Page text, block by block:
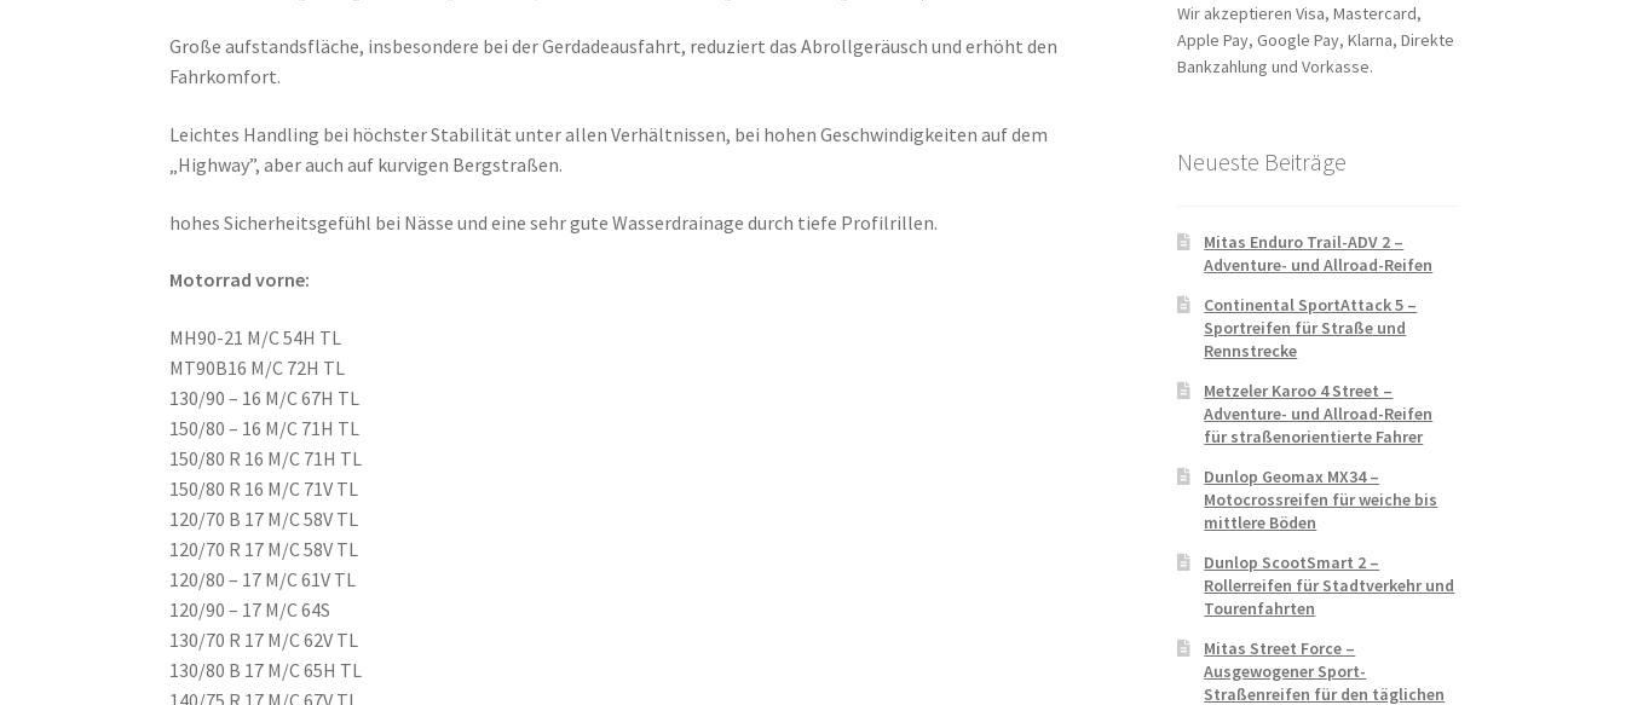
Große aufstandsfläche, insbesondere bei der Gerdadeausfahrt, reduziert das Abrollgeräusch und erhöht den
Fahrkomfort.
Leichtes Handling bei höchster Stabilität unter allen Verhältnissen, bei hohen Geschwindigkeiten auf dem
„Highway”, aber auch auf kurvigen Bergstraßen.
hohes Sicherheitsgefühl bei Nässe und eine sehr gute Wasserdrainage durch tiefe Profilrillen.
Motorrad vorne:
MH90-21 M/C 54H TL
MT90B16 M/C 72H TL
130/90 – 16 M/C 67H TL
150/80 – 16 M/C 71H TL
150/80 R 16 M/C 71H TL
150/80 R 16 M/C 71V TL
120/70 B 17 M/C 58V TL
120/70 R 17 M/C 58V TL
120/80 – 17 M/C 61V TL
120/90 – 17 M/C 64S
130/70 R 17 M/C 62V TL
130/80 B 17 M/C 65H TL
140/75 R 17 M/C 67V TL
Wir akzeptieren Visa, Mastercard,
Apple Pay, Google Pay, Klarna, Direkte
Bankzahlung und Vorkasse.
Neueste Beiträge
Mitas Enduro Trail-ADV 2 –
Adventure- und Allroad-Reifen
Continental SportAttack 5 –
Sportreifen für Straße und
Rennstrecke
Metzeler Karoo 4 Street –
Adventure- und Allroad-Reifen
für straßenorientierte Fahrer
Dunlop Geomax MX34 –
Motocrossreifen für weiche bis
mittlere Böden
Dunlop ScootSmart 2 –
Rollerreifen für Stadtverkehr und
Tourenfahrten
Mitas Street Force –
Ausgewogener Sport-
Straßenreifen für den täglichen